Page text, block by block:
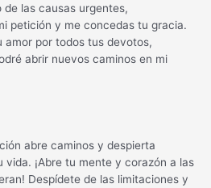
de las causas urgentes,
petición y me concedas tu gracia.
amor por todos tus devotos,
abrir nuevos caminos en mi
abre caminos y despierta
vida. ¡Abre tu mente y corazón a las
Despídete de las limitaciones y